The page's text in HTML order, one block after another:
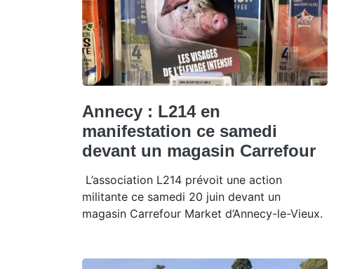
Annecy : L214 en
manifestation ce samedi
devant un magasin Carrefour
L’association L214 prévoit une action
militante ce samedi 20 juin devant un
magasin Carrefour Market d’Annecy-le-Vieux.